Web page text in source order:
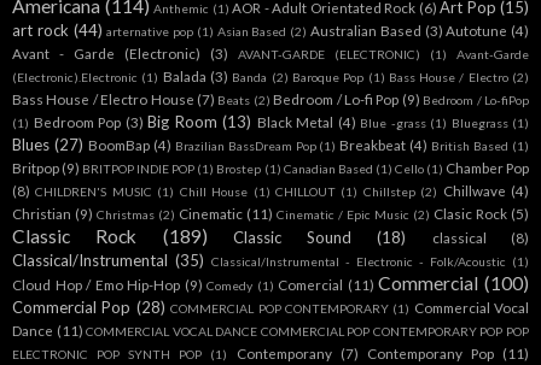
Americana (114) Anthemic (1) AOR - Adult Orientated Rock (6) Art Pop (15)
art rock (44) arternative pop (1) Asian Based (2) Australian Based (3) Autotune (4)
Avant - Garde (Electronic)
(3) AVANT-GARDE (ELECTRONIC) (1)
Avant-Garde
(Electronic).Electronic (1) Balada (3) Banda (2) Baroque Pop (1) Bass House / Electro (2)
Bass House / Electro House (7) Beats (2) Bedroom / Lo-fi Pop (9) Bedroom / Lo-fiPop
(1) Bedroom Pop (3) Big Room (13) Black Metal (4) Blue -grass (1) Bluegrass (1)
Blues (27) BoomBap (4) Brazilian BassDream Pop (1) Breakbeat (4) British Based (1)
Britpop (9) BRITPOP INDIE POP (1) Brostep (1) Canadian Based (1) Cello (1) Chamber Pop
(8) CHILDREN'S MUSIC (1) Chill House (1) CHILLOUT (1) Chillstep (2) Chillwave (4)
Christian (9) Christmas (2) Cinematic (11) Cinematic / Epic Music (2) Clasic Rock (5)
Classic Rock (189) Classic Sound (18) classical (8)
Classical/Instrumental (35) Classical/Instrumental - Electronic - Folk/Acoustic (1)
Cloud Hop / Emo Hip-Hop (9) Comedy (1) Comercial (11) Commercial (100)
Commercial Pop (28) COMMERCIAL POP CONTEMPORARY (1) Commercial Vocal
Dance (11) COMMERCIAL VOCAL DANCE COMMERCIAL POP CONTEMPORARY POP POP
ELECTRONIC POP SYNTH POP
(1) Contemporany (7) Contemporany Pop (11)